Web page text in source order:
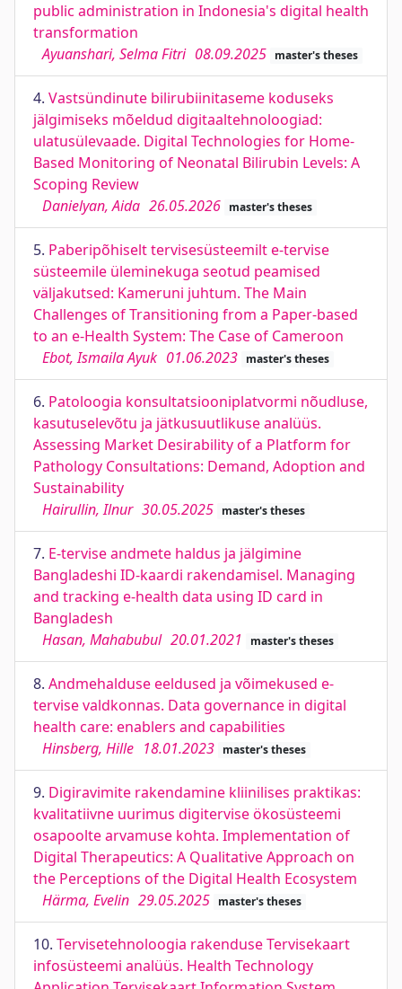
public administration in Indonesia's digital health
transformation
Ayuanshari, Selma Fitri 08.09.2025 master's theses
4. Vastsündinute bilirubiinitaseme koduseks
jälgimiseks mõeldud digitaaltehnoloogiad:
ulatusülevaade. Digital Technologies for Home-
Based Monitoring of Neonatal Bilirubin Levels: A
Scoping Review
Danielyan, Aida 26.05.2026 master's theses
5. Paberipõhiselt tervisesüsteemilt e-tervise
süsteemile üleminekuga seotud peamised
väljakutsed: Kameruni juhtum. The Main
Challenges of Transitioning from a Paper-based
to an e-Health System: The Case of Cameroon
Ebot, Ismaila Ayuk 01.06.2023 master's theses
6. Patoloogia konsultatsiooniplatvormi nõudluse,
kasutuselevõtu ja jätkusuutlikuse analüüs.
Assessing Market Desirability of a Platform for
Pathology Consultations: Demand, Adoption and
Sustainability
Hairullin, Ilnur 30.05.2025 master's theses
7. E-tervise andmete haldus ja jälgimine
Bangladeshi ID-kaardi rakendamisel. Managing
and tracking e-health data using ID card in
Bangladesh
Hasan, Mahabubul 20.01.2021 master's theses
8. Andmehalduse eeldused ja võimekused e-
tervise valdkonnas. Data governance in digital
health care: enablers and capabilities
Hinsberg, Hille 18.01.2023 master's theses
9. Digiravimite rakendamine kliinilises praktikas:
kvalitatiivne uurimus digitervise ökosüsteemi
osapoolte arvamuse kohta. Implementation of
Digital Therapeutics: A Qualitative Approach on
the Perceptions of the Digital Health Ecosystem
Härma, Evelin 29.05.2025 master's theses
10. Tervisetehnoloogia rakenduse Tervisekaart
infosüsteemi analüüs. Health Technology